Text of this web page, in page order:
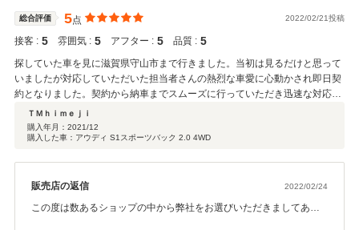
総合評価 5点 2022/02/21投稿
接客 : 5 雰囲気 : 5 アフター : 5 品質 : 5
探していた車を見に滋賀県守山市まで行きました。当初は見るだけと思って
いましたが対応していただいた担当者さんの熱烈な車愛に心動かされ即日契
約となりました。契約から納車までスムーズに行っていただき迅速な対応に
も大変満足しています。また、カスタムやチューニング等をすることがあり
ましたら是非、相談したいとおもう店舗さんです。
ＴＭｈｉｍｅｊｉ
購入年月： 2021/12
購入した車：アウディ S1スポーツバック 2.0 4WD
販売店の返信 2022/02/24
この度は数あるショップの中から弊社をお選びいただきましてあり